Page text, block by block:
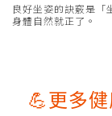
良好坐姿的訣竅是「
身體自然就正了。
💪更多